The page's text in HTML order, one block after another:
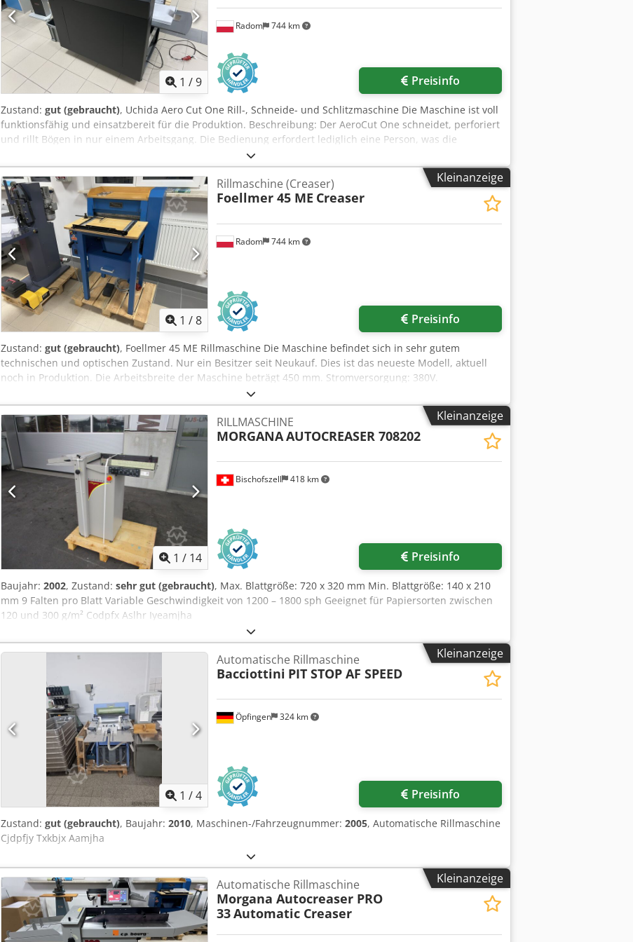
1 /9
Radom 744 km
Preisinfo
Zustand: gut (gebraucht), Uchida Aero Cut One Rill-, Schneide- und Schlitzmaschine Die Maschine ist voll
funktionsfähig und einsatzbereit für die Produktion. Beschreibung: Der AeroCut One schneidet, perforiert
und rillt Bögen in nur einem Arbeitsgang. Die Bedienung erfordert lediglich eine Person, was die
Arbeitseffizienz deutlich steigert und die Kosten entsprechend senkt. Die Programmierung erfolgt über
ein intuitives Touchscreen-Bedienfeld. Schneiden, Rillen, Perforieren Maximales Papierformat – 370 x 520
mm Minimales Papierformat – 55 x 45 mm Max. Papiergrammatur – 400 g/m² Leistung – 11.130
Visitenkarten/Stunde Papierarten – Offset, Bilderdruck, lackiertes Papier Papierzufuhr – Band mit
einstellbarem Vakuum Rillung – Streifenrillung Chjdpoziyrpefx Aamoa Speicher – 263 Programme + 150
benutzerdefinierte Touchscreen-Steuerung PC-Anbindung Doppelbogenkontrolle Gewicht: 240 kg
Stromversorgung: 230 V Hergestellt in Japan.
Kleinanzeige
1 /8
Radom 744 km
Rillmaschine (Creaser)
Foellmer 45 ME Creaser
Preisinfo
Zustand: gut (gebraucht), Foellmer 45 ME Rillmaschine Die Maschine befindet sich in sehr gutem
technischen und optischen Zustand. Nur ein Besitzer seit Neukauf. Dies ist das neueste Modell, aktuell
noch in Produktion. Die Arbeitsbreite der Maschine beträgt 450 mm. Stromversorgung: 380V.
Csdpoziyrcefx Aamjha Zur Ausstattung gehören eine Rillstange, vorderer und seitlicher Anschlag. Diese
Rillmaschine ist für größere Auflagen empfohlen. Sie arbeitet dank ihres Getriebemotors leise und
kraftvoll. Die Bedienung erfolgt über ein Fußpedal.
Kleinanzeige
1 / 14
Bischofszell 418 km
RILLMASCHINE
MORGANAAUTOCREASER 708202
Preisinfo
Baujahr: 2002, Zustand: sehr gut (gebraucht), Max. Blattgröße: 720 x 320 mm Min. Blattgröße: 140 x 210
mm 9 Falten pro Blatt Variable Geschwindigkeit von 1200 – 1800 sph Geeignet für Papiersorten zwischen
120 und 300 g/m² Codpfx Aslhr Iyeamjha
Kleinanzeige
1 /4
Öpfingen 324 km
Automatische Rillmaschine
Bacciottini PIT STOP AF SPEED
Preisinfo
Zustand: gut (gebraucht), Baujahr: 2010, Maschinen-/Fahrzeugnummer: 2005, Automatische Rillmaschine
Cjdpfjy Txkbjx Aamjha
Kleinanzeige
Automatische Rillmaschine
Morgana Autocreaser PRO
33Automatic Creaser